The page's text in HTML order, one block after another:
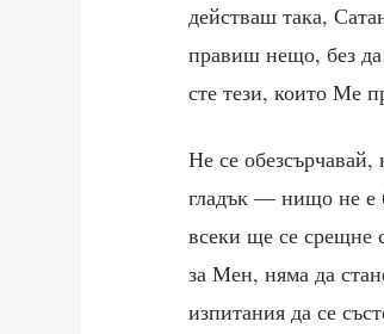
действаш така,
правиш нещо, без
сте тези, които Ме
Не се
гладък — нищо не е
всеки ще се срещне
за Мен, няма да
изпитания да се